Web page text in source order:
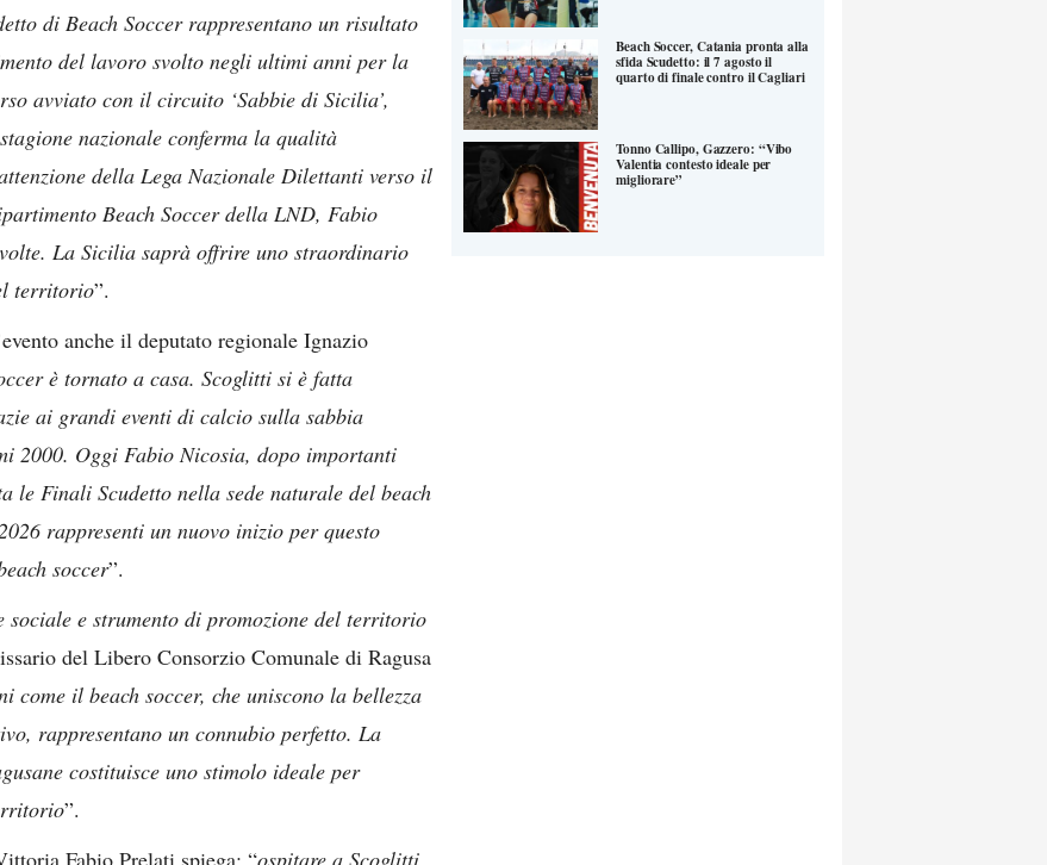
di Beach Soccer rappresentano un risultato
del lavoro svolto negli ultimi anni per la
avviato con il circuito ‘Sabbie di Sicilia’,
nazionale conferma la qualità
della Lega Nazionale Dilettanti verso il
Beach Soccer della LND, Fabio
La Sicilia saprà offrire uno straordinario
territorio”.
anche il deputato regionale Ignazio
è tornato a casa. Scoglitti si è fatta
ai grandi eventi di calcio sulla sabbia
2000. Oggi Fabio Nicosia, dopo importanti
le Finali Scudetto nella sede naturale del beach
rappresenti un nuovo inizio per questo
soccer”.
sociale e strumento di promozione del territorio
del Libero Consorzio Comunale di Ragusa
come il beach soccer, che uniscono la bellezza
rappresentano un connubio perfetto. La
costituisce uno stimolo ideale per
”.
Fabio Prelati spiega: “ospitare a Scoglitti
Beach Soccer, Catania pronta alla
sfida Scudetto: il 7 agosto il
quarto di finale contro il Cagliari
Tonno Callipo, Gazzero: “Vibo
Valentia contesto ideale per
migliorare”